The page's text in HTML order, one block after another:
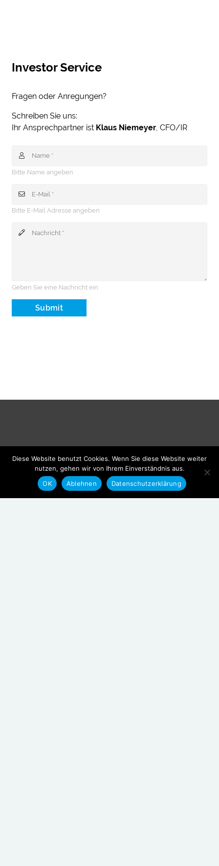
Investor Service
Fragen oder Anregungen?
Schreiben Sie uns:
Ihr Ansprechpartner ist Klaus Niemeyer , CFO/IR
Bitte Name angeben
Bitte E-Mail Adresse angeben
Geben Sie eine Nachricht ein
Submit
Diese Website benutzt Cookies. Wenn Sie diese Website weiter
nutzen, gehen wir von Ihrem Einverständnis aus.
OK
Ablehnen Datenschutzerklärung